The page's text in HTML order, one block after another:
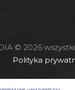
© 2026
Polityka